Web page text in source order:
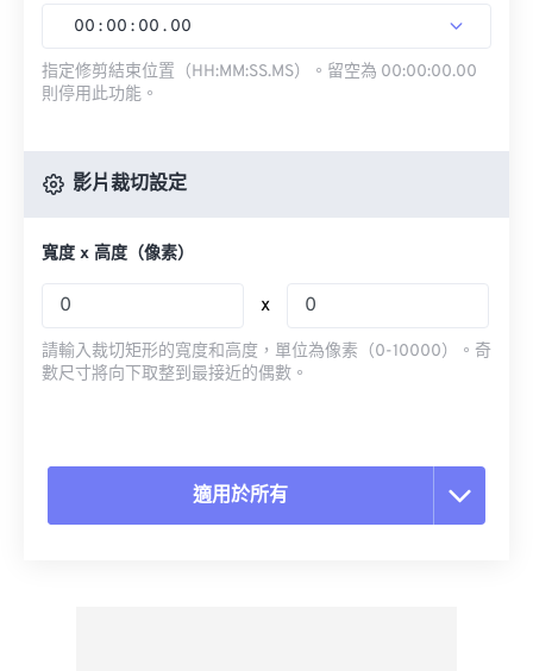
00 : 00 : 00 . 00
指定修剪結束位置（HH:MM:SS.MS）。留空為 00:00:00.00
則停用此功能。
影片裁切設定
寬度 x 高度（像素）
x
請輸入裁切矩形的寬度和高度，單位為像素（0-10000）。奇
數尺寸將向下取整到最接近的偶數。
適用於所有